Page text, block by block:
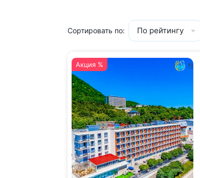
Сортировать по: По рейтингу
Акция %